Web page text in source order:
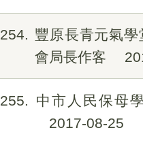
254
豐原長青元氣
會局長作客
255
中市人民保母
2017-08-25